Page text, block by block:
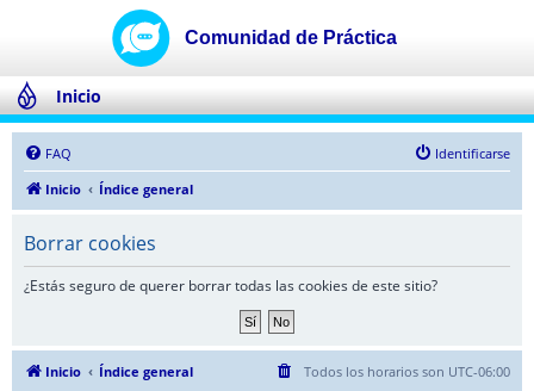
Inicio
FAQ
Identificarse
Inicio
Índice general
Borrar cookies
¿Estás seguro de querer borrar todas las cookies de este sitio?
Inicio Índice general Todos los horarios son UTC-06:00